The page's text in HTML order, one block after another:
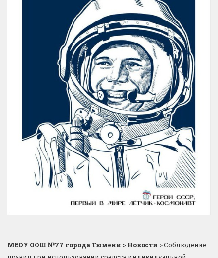
МБОУ ООШ №77 города Тюмени > Новости >Соблюдение